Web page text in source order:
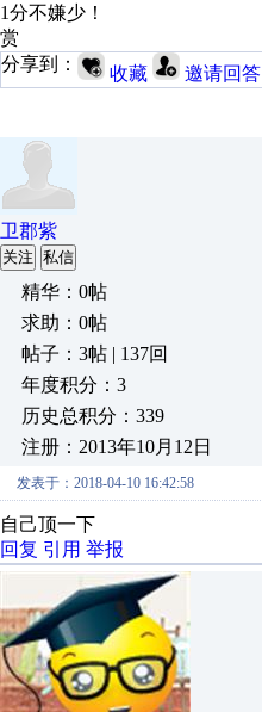
1分不嫌少！
赏
分享到：
收藏 邀请回答
卫郡紫
关注 私信
精华：0帖
求助：0帖
帖子：3帖 | 137回
年度积分：3
历史总积分：339
注册：2013年10月12日
发表于：2018-04-10 16:42:58
自己顶一下
回复 引用 举报